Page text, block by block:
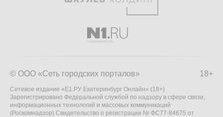
18+
© ООО «Сеть городских порталов»
Сетевое издание «Е1.РУ Екатеринбург Онлайн» (18+)
Зарегистрировано Федеральной службой по надзору в сфере связи,
информационных технологий и массовых коммуникаций
(Роскомнадзор) Свидетельство о регистрации № ФС77-84675 от